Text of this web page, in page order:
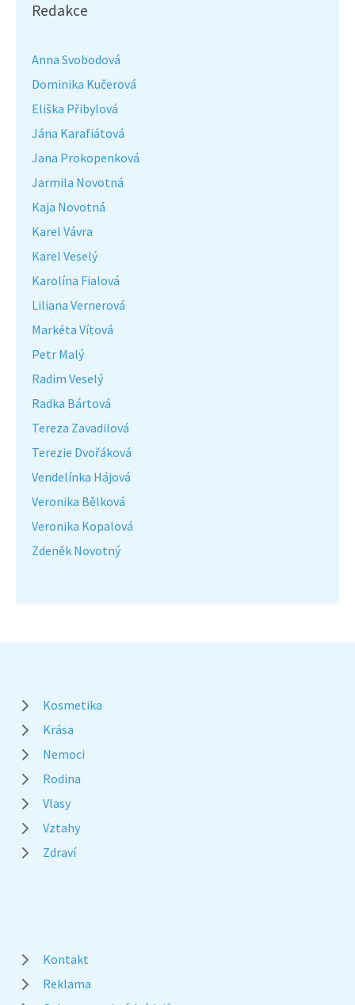
Redakce
Anna Svobodová
Dominika Kučerová
Eliška Přibylová
Jána Karafiátová
Jana Prokopenková
Jarmila Novotná
Kaja Novotná
Karel Vávra
Karel Veselý
Karolína Fialová
Liliana Vernerová
Markéta Vítová
Petr Malý
Radim Veselý
Radka Bártová
Tereza Zavadilová
Terezie Dvořáková
Vendelínka Hájová
Veronika Bělková
Veronika Kopalová
Zdeněk Novotný
Kosmetika
Krása
Nemoci
Rodina
Vlasy
Vztahy
Zdraví
Kontakt
Reklama